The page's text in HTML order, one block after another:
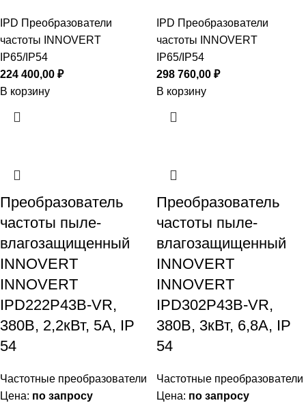
IPD Преобразователи
частоты INNOVERT
IP65/IP54
224 400,00 ₽
В корзину
IPD Преобразователи
частоты INNOVERT
IP65/IP54
298 760,00 ₽
В корзину
Преобразователь
частоты пыле-
влагозащищенный
INNOVERT
INNOVERT
IPD222P43B-VR,
380В, 2,2кВт, 5А, IP
54
Частотные преобразователи
Цена: по запросу
Преобразователь
частоты пыле-
влагозащищенный
INNOVERT
INNOVERT
IPD302P43B-VR,
380В, 3кВт, 6,8А, IP
54
Частотные преобразователи
Цена: по запросу